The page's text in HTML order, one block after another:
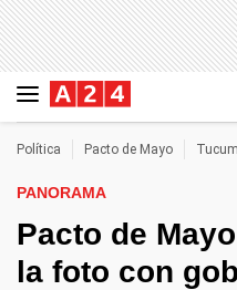
Política Pacto de Mayo
PANORAMA
Pacto de
la foto con